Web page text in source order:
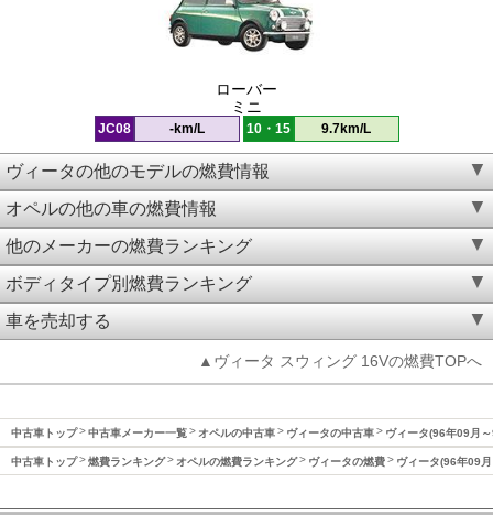
ローバー
ミニ
JC08 -km/L 10・15 9.7km/L
ヴィータの他のモデルの燃費情報
オペルの他の車の燃費情報
他のメーカーの燃費ランキング
ボディタイプ別燃費ランキング
車を売却する
▲ヴィータ スウィング 16Vの燃費TOPへ
中古車トップ 中古車メーカー一覧 オペルの中古車 ヴィータの中古車 ヴィータ(96年09月
中古車トップ 燃費ランキング オペルの燃費ランキング ヴィータの燃費 ヴィータ(96年09